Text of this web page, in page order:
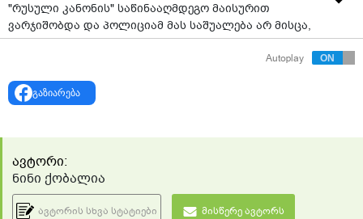
"რუსული კანონის" საწინააღმდეგო მაისურით
ვარჯიშობდა და პოლიციამ მას საშუალება არ მისცა,
თავისუფლად გადაადგილებულიყო კიკვიძის პარკის
ტერიტორიაზე, სადაც პრემიერი და მთავრობისAutoplay
გაზიარება
ავტორი:
ნინი ქობალია
ავტორის სხვა სტატიები მისწერე ავტორს